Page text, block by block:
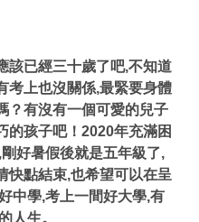
已經三十歲了吧,不知道
考上也沒關係,最緊要身體
？有沒有一個可愛的兒子
的孩子吧！2020年充滿困
好暑假後就是五年級了,
快點結束,也希望可以在呈
中學,考上一間好大學,有
人生。